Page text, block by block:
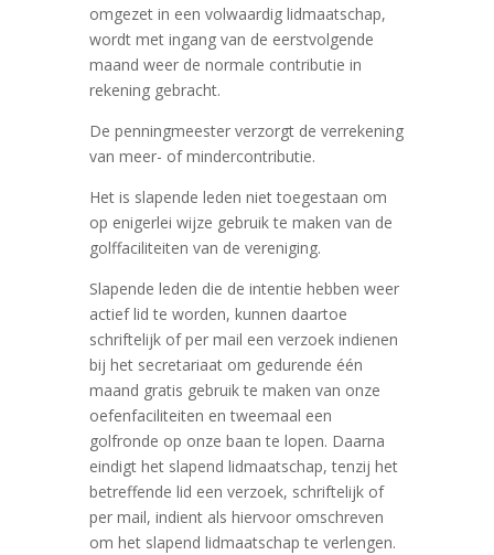
omgezet in een volwaardig lidmaatschap,
wordt met ingang van de eerstvolgende
maand weer de normale contributie in
rekening gebracht.
De penningmeester verzorgt de verrekening
van meer- of mindercontributie.
Het is slapende leden niet toegestaan om
op enigerlei wijze gebruik te maken van de
golffaciliteiten van de vereniging.
Slapende leden die de intentie hebben weer
actief lid te worden, kunnen daartoe
schriftelijk of per mail een verzoek indienen
bij het secretariaat om gedurende één
maand gratis gebruik te maken van onze
oefenfaciliteiten en tweemaal een
golfronde op onze baan te lopen. Daarna
eindigt het slapend lidmaatschap, tenzij het
betreffende lid een verzoek, schriftelijk of
per mail, indient als hiervoor omschreven
om het slapend lidmaatschap te verlengen.